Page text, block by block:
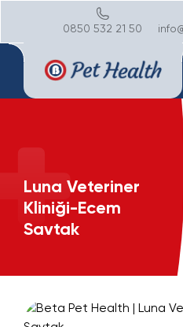
0850 532 21 50
Luna Veteriner
Kliniği-Ecem
Savtak